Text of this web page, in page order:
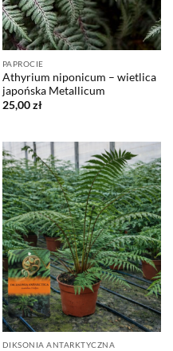
PAPROCIE
Athyrium niponicum – wietlica
japońska Metallicum
25,00zł
DIKSONIA ANTARKTYCZNA